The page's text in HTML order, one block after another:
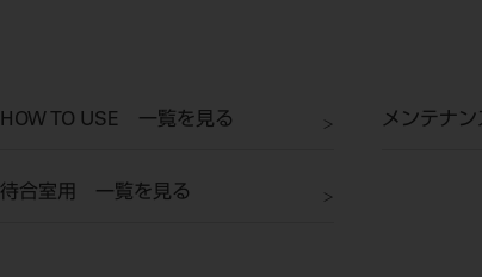
HOW TO USE 一覧を見る メンテナ
待合室用 一覧を見る